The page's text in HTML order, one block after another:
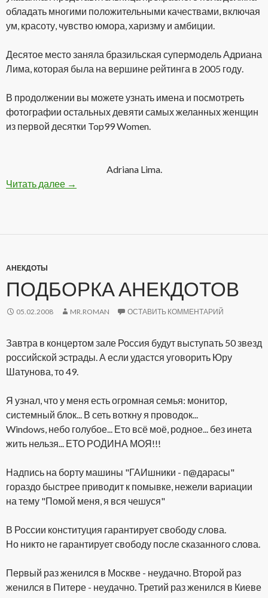
обладать многими положительными качествами, включая
ум, красоту, чувство юмора, харизму и амбиции.
Десятое место заняла бразильская супермодель Адриана
Лима, которая была на вершине рейтинга в 2005 году.
В продолжении вы можете узнать имена и посмотреть
фотографии остальных девяти самых желанных женщин
из первой десятки Top99 Women.
Adriana Lima.
Читать далее ТОП 10 из «99 самых желанных женщин 2008
→
АНЕКДОТЫ
ПОДБОРКА АНЕКДОТОВ
05.02.2008 MR.ROMAN ОСТАВИТЬ КОММЕНТАРИЙ
Завтра в концертом зале Россия будут выступать 50 звезд
российской эстрады. А если удастся уговорить Юру
Шатунова, то 49.
Я узнал, что у меня есть огромная семья: монитор,
системный блок... В сеть воткну я проводок...
Windows, небо голубое... Ето всё моё, родное... без инета
жить нельзя... ЕТО РОДИНА МОЯ!!!
Надпись на борту машины "ГАИшники - п@дарасы"
гораздо быстрее приводит к помывке, нежели вариации
на тему "Помой меня, я вся чешуся"
В России конституция гарантирует свободу слова.
Но никто не гарантирует свободу после сказанного слова.
Первый раз женился в Москве - неудачно. Второй раз
женился в Питере - неудачно. Третий раз женился в Киеве